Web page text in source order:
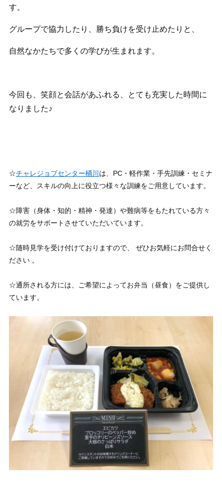
す。
グループで協力したり、勝ち負けを受け止めたりと、
自然なかたちで多くの学びが生まれます。
今回も、笑顔と会話があふれる、とても充実した時間に
なりました♪
☆チャレジョブセンター桶川 は、PC・軽作業・手先訓練・セミナ
ーなど、スキルの向上に役立つ様々な訓練をご用意しています。
☆障害（身体・知的・精神・発達）や難病等をもたれている方々
の就労をサポートさせていただいています。
☆随時見学を受け付けておりますので、 ぜひお気軽にお問合せく
ださい 。
☆通所される方には、ご希望によってお弁当（昼食）をご提供し
ています。